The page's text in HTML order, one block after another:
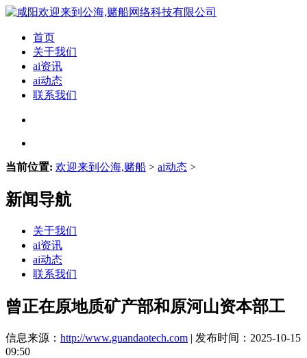
首页
关于我们
ai资讯
ai动态
联系我们
当前位置: 欢迎来到公海,赌船 > ai动态 >
新闻导航
关于我们
ai资讯
ai动态
联系我们
曾正在原地质矿产部和原河山资本部工
信息来源： http://www.guandaotech.com | 发布时间：2025-10-15
09:50